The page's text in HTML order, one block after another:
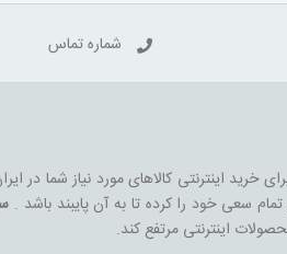
شماره تماس
خرید اینترنتی کالاهای مورد نیاز شما
سعی خود را کرده تا به آن پایبند باشد .
اینترنتی مرتفع کند.